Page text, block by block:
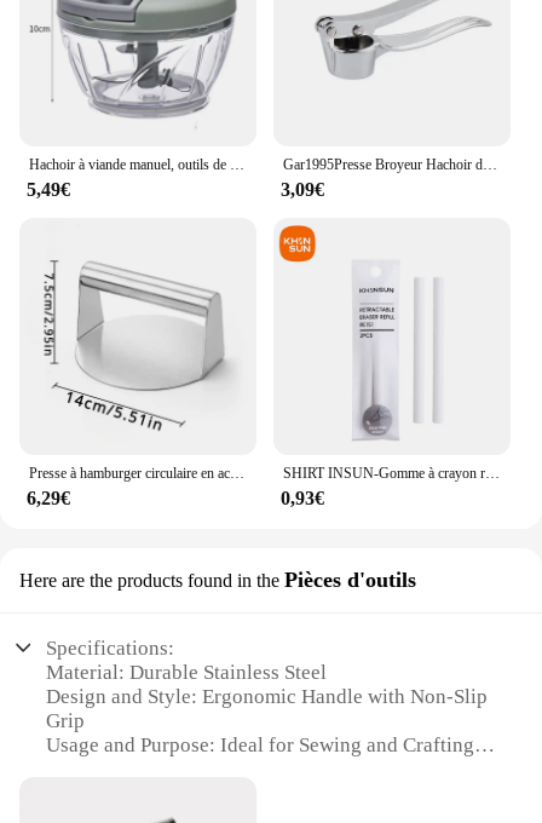
5,49€
Gar1995Presse Broyeur Hachoir de Cuisine en Acier Inoxydable, Presse Manuelle, Outil de Meulage, Accessoires de Cuisine
3,09€
6,29€
SHIRT INSUN-Gomme à crayon rétractable, fournitures d'écriture en caoutchouc, style stylo, fournitures scolaires, papeterie
0,93€
Here are the products found in the Pièces d'outils
Specifications:
Material: Durable Stainless Steel
Design and Style: Ergonomic Handle with Non-Slip
Grip
Usage and Purpose: Ideal for Sewing and Crafting